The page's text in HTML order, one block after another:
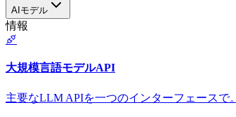
AIモデル
情報
大規模言語モデルAPI
主要なLLM APIを一つのインターフェースで。